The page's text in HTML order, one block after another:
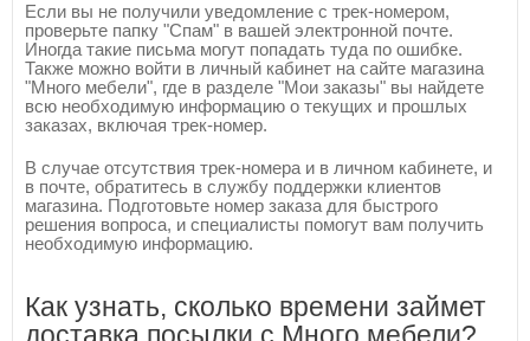
Если вы не получили уведомление с трек-номером,
проверьте папку "Спам" в вашей электронной почте.
Иногда такие письма могут попадать туда по ошибке.
Также можно войти в личный кабинет на сайте магазина
"Много мебели", где в разделе "Мои заказы" вы найдете
всю необходимую информацию о текущих и прошлых
заказах, включая трек-номер.
В случае отсутствия трек-номера и в личном кабинете, и
в почте, обратитесь в службу поддержки клиентов
магазина. Подготовьте номер заказа для быстрого
решения вопроса, и специалисты помогут вам получить
необходимую информацию.
Как узнать, сколько времени займет